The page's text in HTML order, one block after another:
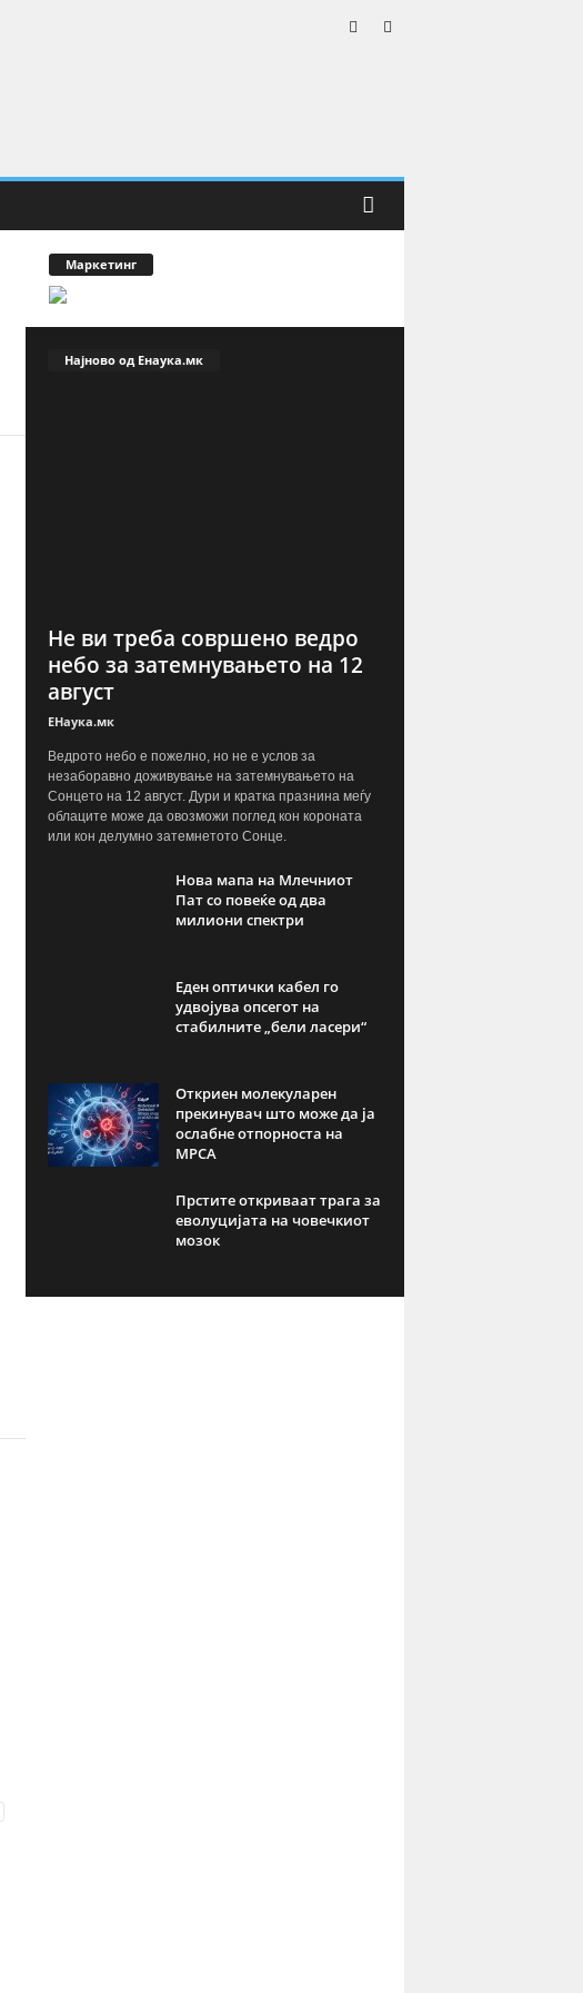
Маркетинг
Најново од Енаука.мк
Не ви треба совршено ведро
небо за затемнувањето на 12
август
ЕНаука.мк
Ведрото небо е пожелно, но не е услов за
незаборавно доживување на затемнувањето на
Сонцето на 12 август. Дури и кратка празнина меѓу
облаците може да овозможи поглед кон короната
или кон делумно затемнетото Сонце.
Нова мапа на Млечниот
Пат со повеќе од два
милиони спектри
Еден оптички кабел го
удвојува опсегот на
стабилните „бели ласери“
Откриен молекуларен
прекинувач што може да ја
ослабне отпорноста на
МРСА
Прстите откриваат трага за
еволуцијата на човечкиот
мозок